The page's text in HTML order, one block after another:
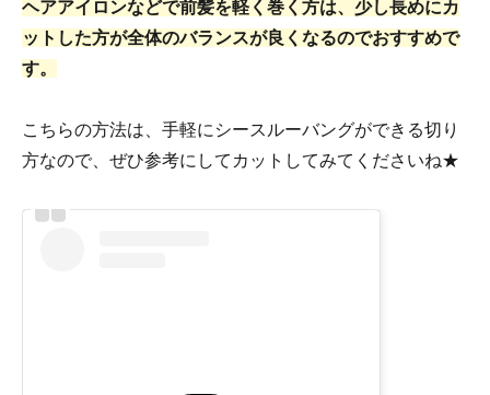
ヘアアイロンなどで前髪を軽く巻く方は、少し長めにカ
ットした方が全体のバランスが良くなるのでおすすめで
す。
こちらの方法は、手軽にシースルーバングができる切り
方なので、ぜひ参考にしてカットしてみてくださいね★